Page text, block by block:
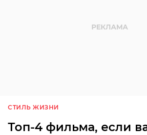
СТИЛЬ ЖИЗНИ
Топ-4 фильма, если